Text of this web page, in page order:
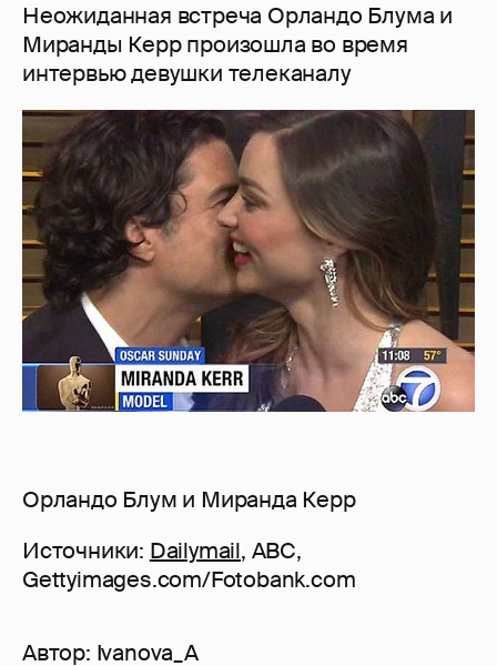
Неожиданная встреча Орландо Блума и
Миранды Керр произошла во время
интервью девушки телеканалу
Орландо Блум и Миранда Керр
Источники: Dailymail, ABC,
Gettyimages.com/Fotobank.com
Автор: Ivanova_A